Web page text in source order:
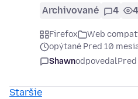
Archivované 4
Firefox
Web
opýtané Pred 10
Shawnodpovedal
Staršie